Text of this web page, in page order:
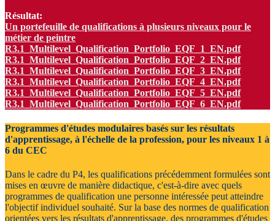
Résultat:
Un portefeuille de qualifications à plusieurs niveaux pour le
métier de peintre
R3.1_Multilevel_Qualification_Portfolio_EQF_1_EN.pdf
R3.1_Multilevel_Qualification_Portfolio_EQF_2_EN.pdf
R3.1_Multilevel_Qualification_Portfolio_EQF_3_EN.pdf
R3.1_Multilevel_Qualification_Portfolio_EQF_4_EN.pdf
R3.1_Multilevel_Qualification_Portfolio_EQF_5_EN.pdf
R3.1_Multilevel_Qualification_Portfolio_EQF_6_EN.pdf
Programmes d'études modulaires basés sur les résultats
d'apprentissage, à l'échelle de la profession, pour les niveaux 1 à
6 du CEC
Dans le cadre du P4, les qualifications précédemment formulées sont
mises en œuvre de manière didactique, c'est-à-dire avec quels
programmes de qualification une personne intéressée peut atteindre
l'objectif individuel souhaité. Sur la base des normes de qualification
orientées vers les résultats d'apprentissage, des programmes d'études